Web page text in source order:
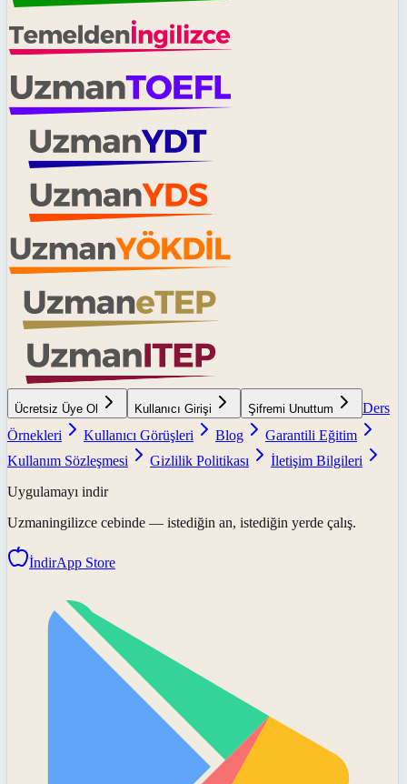
Ücretsiz Üye Ol Kullanıcı Girişi Şifremi Unuttum
Ders
Örnekleri
Kullanıcı Görüşleri Blog
Garantili Eğitim
Kullanım Sözleşmesi
Gizlilik Politikası
İletişim Bilgileri
Uygulamayı indir
Uzmaningilizce cebinde — istediğin an, istediğin yerde çalış.
İndirApp Store